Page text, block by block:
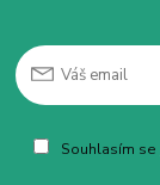
Souhlasím se